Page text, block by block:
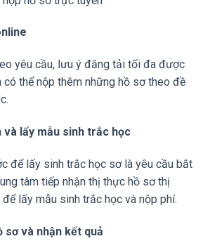
yêu cầu, lưu ý đăng tải tối đa được
thể nộp thêm những hồ sơ theo đề
và lấy mẫu sinh trắc học
để lấy sinh trắc học sơ là yêu cầu bắt
tâm tiếp nhận thị thực hồ sơ thị
lấy mẫu sinh trắc học và nộp phí.
sơ và nhận kết quả